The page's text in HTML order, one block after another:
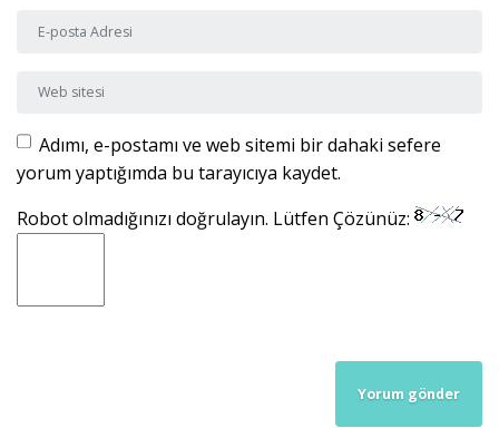
E-posta Adresi
Web sitesi
Adımı, e-postamı ve web sitemi bir dahaki sefere
yorum yaptığımda bu tarayıcıya kaydet.
Robot olmadığınızı doğrulayın. Lütfen Çözünüz: